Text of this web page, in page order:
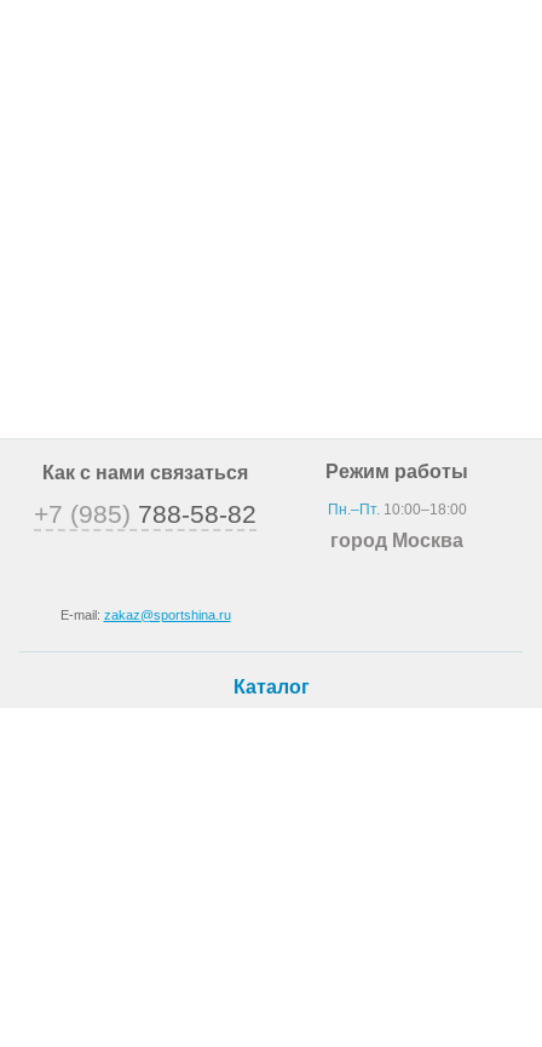
Как с нами связаться
+7 (985) 788-58-82
E-mail: zakaz@sportshina.ru
Режим работы
Пн.–Пт.10:00–18:00
город Москва
Каталог